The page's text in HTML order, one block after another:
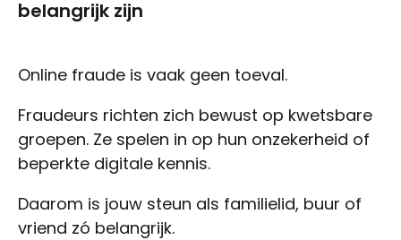
belangrijk zijn
Online fraude is vaak geen toeval.
Fraudeurs richten zich bewust op kwetsbare
groepen. Ze spelen in op hun onzekerheid of
beperkte digitale kennis.
Daarom is jouw steun als familielid, buur of
vriend zó belangrijk.